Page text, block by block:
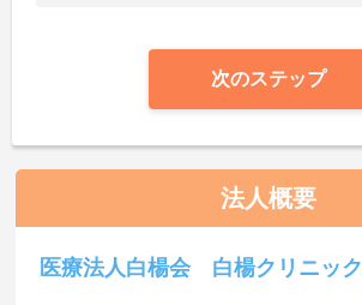
次のステップ
法人概要
医療法人白楊会 白楊クリニック